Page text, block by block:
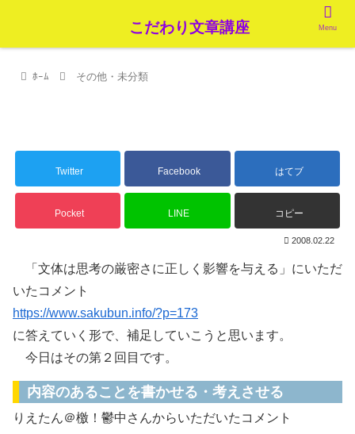
ﾎｰﾑ その他・未分類
Twitter Facebook はてブ
Pocket LINE コピー
2008.02.22
「文体は思考の厳密さに正しく影響を与える」にいただ
いたコメント
https://www.sakubun.info/?p=173
に答えていく形で、補足していこうと思います。
今日はその第２回目です。
内容のあることを書かせる・考えさせる
りえたん＠檄！鬱中さんからいただいたコメント
こだわり文章講座 Menu